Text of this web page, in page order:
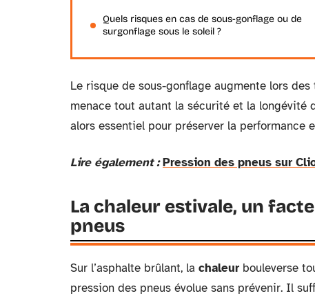
Quels risques en cas de sous-gonflage ou de
surgonflage sous le soleil ?
Le risque de sous-gonflage augmente lors
menace tout autant la sécurité et la longévité
alors essentiel pour préserver la performance
Lire également : Pression des pneus sur
La chaleur estivale, un
pneus
Sur l’asphalte brûlant, la chaleur bouleverse
pression des pneus évolue sans prévenir. Il